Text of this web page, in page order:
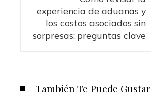
experiencia de aduanas y
los costos asociados sin
sorpresas: preguntas clave
También Te Puede Gustar